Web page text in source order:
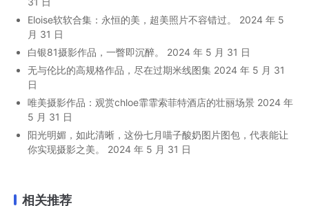
Eloise软软合集：永恒的美，超美照片不容错过。
2024 年 5
月 31 日
白银81摄影作品，一瞥即沉醉。
2024 年 5 月 31 日
无与伦比的高规格作品，尽在过期米线图集 2024 年 5 月 31
日
唯美摄影作品：观赏chloe霏霏索菲特酒店的壮丽场景 2024 年
5 月 31 日
阳光明媚，如此清晰，这份七月喵子酸奶图片图包，代表能让
你实现摄影之美。
2024 年 5 月 31 日
相关推荐